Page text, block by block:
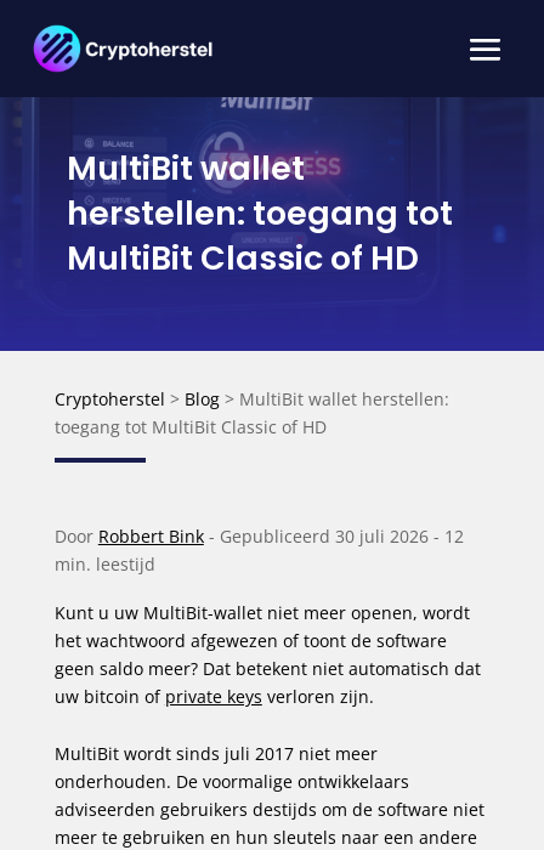
MultiBit wallet
herstellen: toegang tot
MultiBit Classic of HD
Cryptoherstel > Blog> MultiBit wallet herstellen:
toegang tot MultiBit Classic of HD
Door Robbert Bink- Gepubliceerd 30 juli 2026 - 12
min. leestijd
Kunt u uw MultiBit-wallet niet meer openen, wordt
het wachtwoord afgewezen of toont de software
geen saldo meer? Dat betekent niet automatisch dat
uw bitcoin of private keys verloren zijn.
MultiBit wordt sinds juli 2017 niet meer
onderhouden. De voormalige ontwikkelaars
adviseerden gebruikers destijds om de software niet
meer te gebruiken en hun sleutels naar een andere